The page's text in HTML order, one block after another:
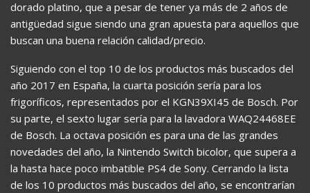
dorado platino, que a pesar de tener ya más de 2 años de
antigüedad sigue siendo una gran apuesta para aquellos que
buscan una buena relación calidad/precio.
Siguiendo con el top 10 de los productos más buscados del
año 2017 en España, la cuarta posición sería para los
frigoríficos, representados por el KGN39XI45 de Bosch. Por
su parte, el sexto lugar sería para la lavadora WAQ24468EE
de Bosch. La octava posición es para una de las grandes
novedades del año, la Nintendo Switch bicolor, que supera a
la hasta hace poco imbatible PS4 de Sony. Cerrando la lista
de los 10 productos más buscados del año, se encontrarían